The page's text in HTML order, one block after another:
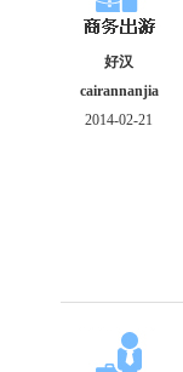
好汉
cairannanjia
2014-02-21